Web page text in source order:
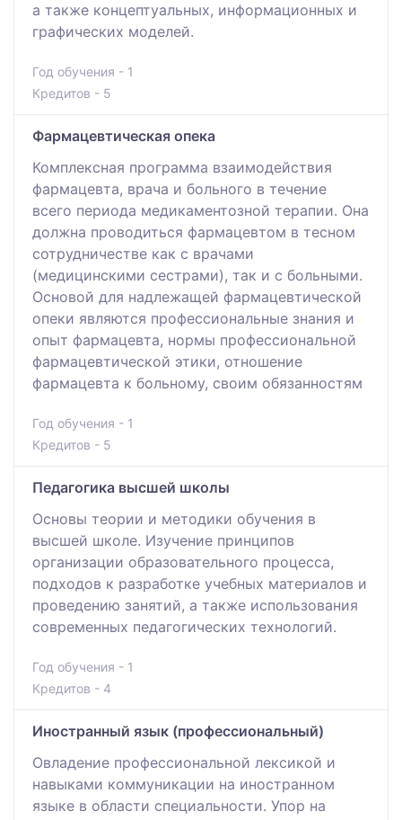
а также концептуальных, информационных и
графических моделей.
Год обучения - 1
Кредитов - 5
Фармацевтическая опека
Комплексная программа взаимодействия
фармацевта, врача и больного в течение
всего периода медикаментозной терапии. Она
должна проводиться фармацевтом в тесном
сотрудничестве как с врачами
(медицинскими сестрами), так и с больными.
Основой для надлежащей фармацевтической
опеки являются профессиональные знания и
опыт фармацевта, нормы профессиональной
фармацевтической этики, отношение
фармацевта к больному, своим обязанностям
Год обучения - 1
Кредитов - 5
Педагогика высшей школы
Основы теории и методики обучения в
высшей школе. Изучение принципов
организации образовательного процесса,
подходов к разработке учебных материалов и
проведению занятий, а также использования
современных педагогических технологий.
Год обучения - 1
Кредитов - 4
Иностранный язык (профессиональный)
Овладение профессиональной лексикой и
навыками коммуникации на иностранном
языке в области специальности. Упор на